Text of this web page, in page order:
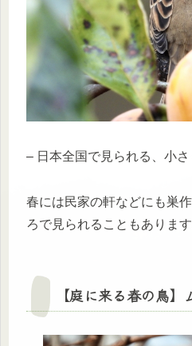
– 日本全国で見られる、小
春には民家の軒などにも巣
ろで見られることもあります
【庭に来る春の鳥】